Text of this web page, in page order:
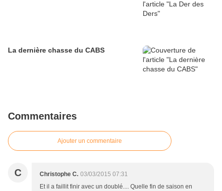
La dernière chasse du CABS
Commentaires
Ajouter un commentaire
C Christophe C. 03/03/2015 07:31
Et il a faillit finir avec un doublé.... Quelle fin de saison en